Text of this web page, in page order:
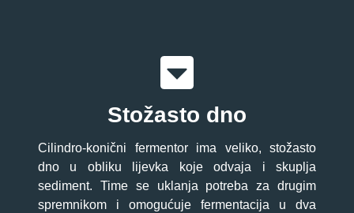
Stožasto dno
Cilindro-konični fermentor ima veliko, stožasto
dno u obliku lijevka koje odvaja i skuplja
sediment. Time se uklanja potreba za drugim
spremnikom i omogućuje fermentacija u dva